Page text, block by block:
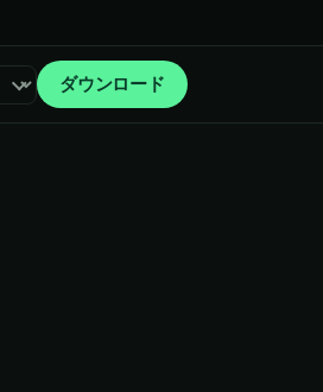
ダウンロード